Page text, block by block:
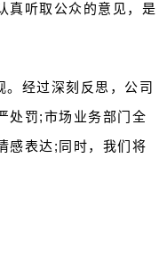
真听取公众的意见，是
经过深刻反思，公司
处罚;市场业务部门全
感表达;同时，我们将